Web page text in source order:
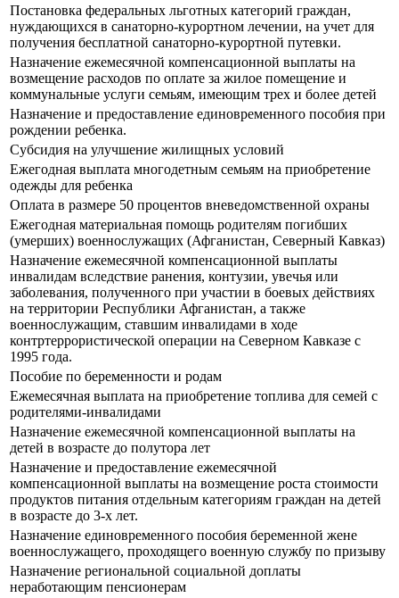
Постановка федеральных льготных категорий граждан,
нуждающихся в санаторно-курортном лечении, на учет для
получения бесплатной санаторно-курортной путевки.
Назначение ежемесячной компенсационной выплаты на
возмещение расходов по оплате за жилое помещение и
коммунальные услуги семьям, имеющим трех и более детей
Назначение и предоставление единовременного пособия при
рождении ребенка.
Субсидия на улучшение жилищных условий
Ежегодная выплата многодетным семьям на приобретение
одежды для ребенка
Оплата в размере 50 процентов вневедомственной охраны
Ежегодная материальная помощь родителям погибших
(умерших) военнослужащих (Афганистан, Северный Кавказ)
Назначение ежемесячной компенсационной выплаты
инвалидам вследствие ранения, контузии, увечья или
заболевания, полученного при участии в боевых действиях
на территории Республики Афганистан, а также
военнослужащим, ставшим инвалидами в ходе
контртеррористической операции на Северном Кавказе с
1995 года.
Пособие по беременности и родам
Ежемесячная выплата на приобретение топлива для семей с
родителями-инвалидами
Назначение ежемесячной компенсационной выплаты на
детей в возрасте до полутора лет
Назначение и предоставление ежемесячной
компенсационной выплаты на возмещение роста стоимости
продуктов питания отдельным категориям граждан на детей
в возрасте до 3-х лет.
Назначение единовременного пособия беременной жене
военнослужащего, проходящего военную службу по призыву
Назначение региональной социальной доплаты
неработающим пенсионерам